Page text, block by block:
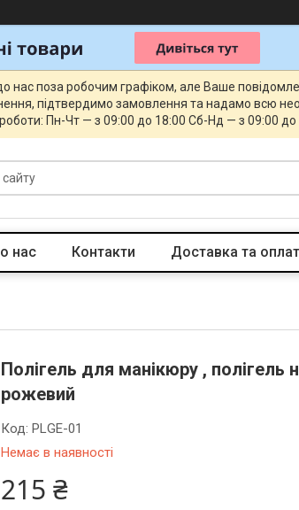
нас поза робочим графіком, але Ваше
підтвердимо замовлення та надамо всю
Пн-Чт — з 09:00 до 18:00 Сб-Нд — з 09:00
нас Контакти Доставка та
Полігель для манікюру , полігель
рожевий
Немає в наявності
Код:PLGE-01
215 ₴